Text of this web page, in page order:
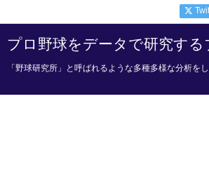
プロ野球をデータで研究する
「野球研究所」と呼ばれるような多種多様な分析を